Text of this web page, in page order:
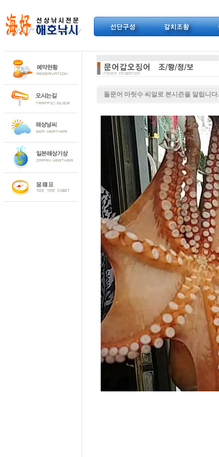
돌문어 마릿수 씨알로 본시즌을 알립니